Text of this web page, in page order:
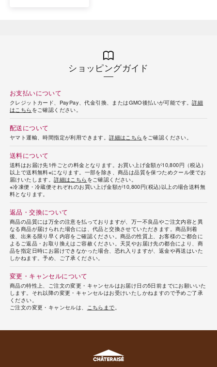
ショッピングガイド
お支払いについて
クレジットカード、PayPay、代金引換、またはGMO後払いが可能です。詳細
はこちらをご確認ください。
配送について
ヤマト運輸、時間指定が利用できます。詳細はこちらをご確認ください。
送料について
送料はお届け先1件ごとの料金となります。お買い上げ金額が10,800円（税込）
以上で送料無料※になります。一部を除き、商品は品質を保つためクール便でお
届けいたします。詳細はこちらをご確認ください。
※冷凍便・冷蔵便それぞれのお買い上げ金額が10,800円(税込)以上の場合送料無
料となります。
返品・交換について
商品の品質には万全の注意を払っておりますが、万一不良品やご注文内容と異
なる商品が届けられた場合には、代品と交換させていただきます。商品到着
後、出来る限り早く内容をご確認ください。商品の性質上、お客様のご都合に
よるご返品・お取り換えはご容赦ください。天災やお届け先の都合により、商
品を指定日時にお届けできなかった場合、恐れ入りますが、返金や再送はいた
しかねます。予め、ご了承ください。
変更・キャンセルについて
商品の特性上、ご注文の変更・キャンセルはお届け日の5日前までにお願いいた
します。それ以降の変更・キャンセルはお受けいたしかねますので予めご了承
ください。
ご注文の変更・キャンセルは、
こちらまで